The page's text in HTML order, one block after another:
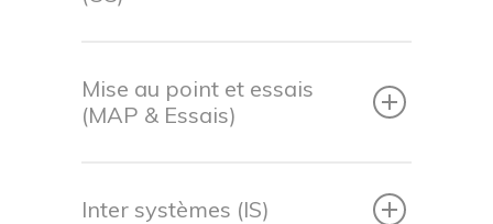
Mise au point et essais
(MAP & Essais)
Inter systèmes (IS)